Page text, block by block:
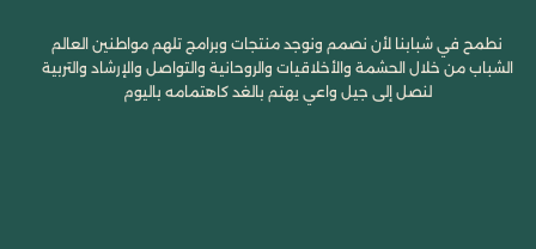
نطمح في شبابنا لأن نصمم ونوجد منتجات وبرامج تلهم مواطنين العالم
الشباب من خلال الحشمة والأخلاقيات والروحانية والتواصل والإرشاد والتربية
لنصل إلى جيل واعي يهتم بالغد كاهتمامه باليوم